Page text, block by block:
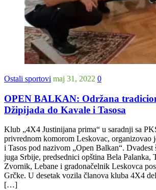
Ostali sportovi maj 31, 2022 0
OPEN BALKAN: Održana
Džipijada do Kavale i Tasosa
Klub „4X4 Justinijana prima“ u saradnji sa
privrednom komorom Leskovac, organizovao
i Tasos pod nazivom „Open Balkan“. Dvadest
juga Srbije, predsednici opština Bela Palanka,
Zvornik, Lebane i gradonačelnik Leskovca
Grčke. U desetak vozila članova kluba 4X4
[…]